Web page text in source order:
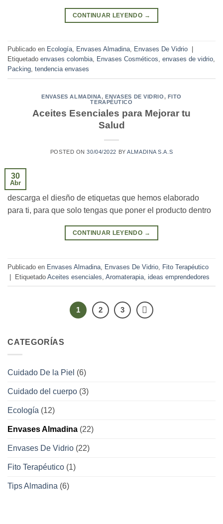
CONTINUAR LEYENDO →
Publicado en Ecología, Envases Almadina, Envases De Vidrio
Etiquetado envases colombia, Envases Cosméticos, envases de vidrio,
Packing, tendencia envases
ENVASES ALMADINA,ENVASES DE VIDRIO, FITO
TERAPÉUTICO
Aceites Esenciales para Mejorar tu
Salud
POSTED ON30/04/2022 BYALMADINA S.A.S
30
Abr
descarga el diesño de etiquetas que hemos elaborado
para ti, para que solo tengas que poner el producto dentro
CONTINUAR LEYENDO →
Publicado en Envases Almadina Envases De Vidrio Fito Terapéutico
| Etiquetado Aceites esenciales Aromaterapia ideas emprendedores
1 2 3
CATEGORÍAS
Cuidado De la Piel (6)
Cuidado del cuerpo (3)
Ecología (12)
Envases Almadina (22)
Envases De Vidrio (22)
Fito Terapéutico (1)
Tips Almadina (6)